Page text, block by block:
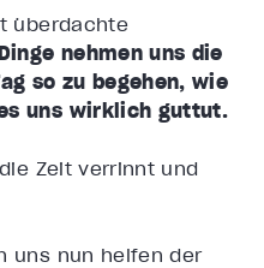
überdachte
nehmen uns die
so zu begehen, wie
uns wirklich guttut.
Zeit verrinnt und
uns nun helfen der